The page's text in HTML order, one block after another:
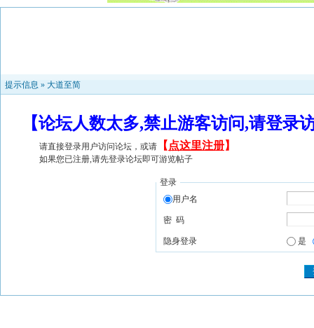
提示信息 » 大道至简
【论坛人数太多,禁止游客访问,请登
请直接登录用户访问论坛，或请 【 点这里注册】
如果您已注册,请先登录论坛即可游览帖子
登录
用户名
密 码
隐身登录 是